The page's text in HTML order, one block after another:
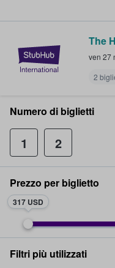
The
ven 27
2
Numero di biglietti
1 2
Prezzo per biglietto
317 USD
Filtri più utilizzati